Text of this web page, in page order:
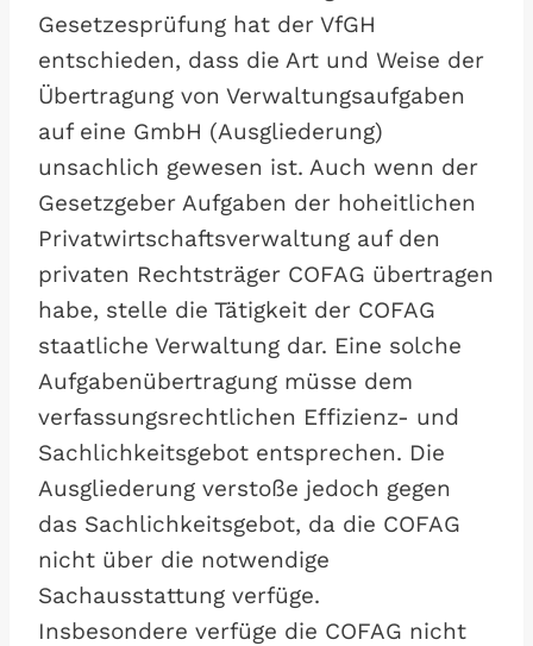
Gesetzesprüfung hat der VfGH
entschieden, dass die Art und Weise der
Übertragung von Verwaltungsaufgaben
auf eine GmbH (Ausgliederung)
unsachlich gewesen ist. Auch wenn der
Gesetzgeber Aufgaben der hoheitlichen
Privatwirtschaftsverwaltung auf den
privaten Rechtsträger COFAG übertragen
habe, stelle die Tätigkeit der COFAG
staatliche Verwaltung dar. Eine solche
Aufgabenübertragung müsse dem
verfassungsrechtlichen Effizienz- und
Sachlichkeitsgebot entsprechen. Die
Ausgliederung verstoße jedoch gegen
das Sachlichkeitsgebot, da die COFAG
nicht über die notwendige
Sachausstattung verfüge.
Insbesondere verfüge die COFAG nicht